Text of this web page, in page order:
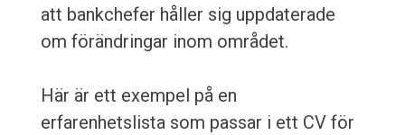
att bankchefer håller sig uppdaterade
om förändringar inom området.
Här är ett exempel på en
erfarenhetslista som passar i ett CV för